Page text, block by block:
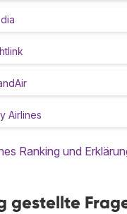
Airlines
Ranking und
gestellte